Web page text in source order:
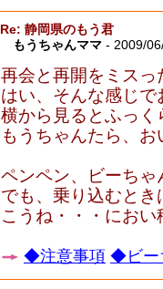
Re: 静岡県のもう君
もうちゃんママ - 2009/
再会と再開をミス
はい、そんな感じで
横から見るとふっ
もうちゃんたら、
ペンペン、ビーち
でも、乗り込むと
こうね・・・にお
◆注意事項 ◆ビー